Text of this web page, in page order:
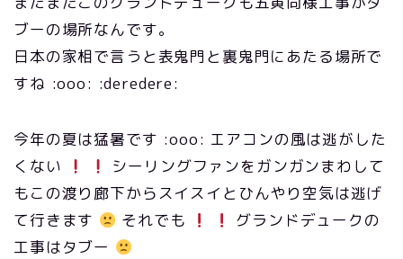
ブーの場所なんです。
日本の家相で言うと表鬼門と裏鬼門にあたる場所で
すね :ooo: :deredere:
今年の夏は猛暑です :ooo: エアコンの風は逃がした
くない
シーリングファンをガンガンまわして
もこの渡り廊下からスイスイとひんやり空気は逃げ
て行きます
それでも
グランドデュークの
工事はタブー